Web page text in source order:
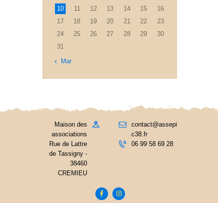
10
11 12 13 14 15
16
17
18 19 20 21 22
23
24
25 26 27 28 29
30
31
« Mar
Maison des
associations
Rue de Lattre
de Tassigny -
38460
CREMIEU
contact@assepi
c38.fr
06 99 58 69 28